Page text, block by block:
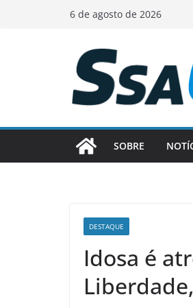
6 de agosto de 2026
SOBRE
DESTAQUE
Idosa é